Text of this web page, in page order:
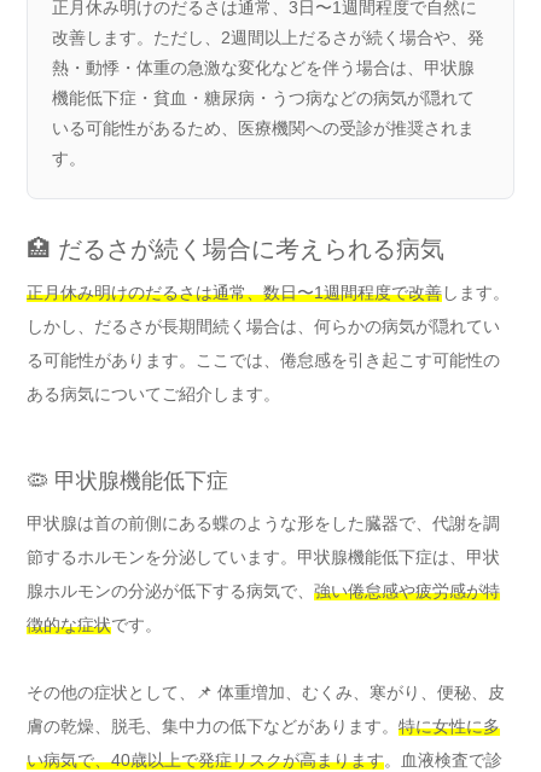
正月休み明けのだるさは通常、3日〜1週間程度で自然に
改善します。ただし、2週間以上だるさが続く場合や、発
熱・動悸・体重の急激な変化などを伴う場合は、甲状腺
機能低下症・貧血・糖尿病・うつ病などの病気が隠れて
いる可能性があるため、医療機関への受診が推奨されま
す。
🏥 だるさが続く場合に考えられる病気
正月休み明けのだるさは通常、数日〜1週間程度で改善します。
しかし、だるさが長期間続く場合は、何らかの病気が隠れてい
る可能性があります。ここでは、倦怠感を引き起こす可能性の
ある病気についてご紹介します。
🦠 甲状腺機能低下症
甲状腺は首の前側にある蝶のような形をした臓器で、代謝を調
節するホルモンを分泌しています。甲状腺機能低下症は、甲状
腺ホルモンの分泌が低下する病気で、 強い倦怠感や疲労感が特
徴的な症状です。
その他の症状として、📌 体重増加、むくみ、寒がり、便秘、皮
膚の乾燥、脱毛、集中力の低下などがあります。 特に女性に多
い病気で、40歳以上で発症リスクが高まります。血液検査で診